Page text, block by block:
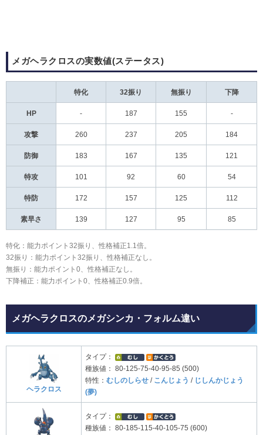
メガヘラクロスの実数値(ステータス)
特化 32振り 無振り 下降
HP - 187 155 -
攻撃 260 237 205 184
防御 183 167 135 121
特攻 101 92 60 54
特防 172 157 125 112
素早さ 139 127 95 85
特化：能力ポイント32振り、性格補正1.1倍。
32振り：能力ポイント32振り、性格補正なし。
無振り：能力ポイント0、性格補正なし。
下降補正：能力ポイント0、性格補正0.9倍。
メガヘラクロスのメガシンカ・フォルム違い
ヘラクロス
タイプ：
種族値：
80-125-75-40-95-85 (500)
特性： むしのしらせ / こんじょう / じしんかじょう
(夢)
タイプ：
種族値：
80-185-115-40-105-75 (600)